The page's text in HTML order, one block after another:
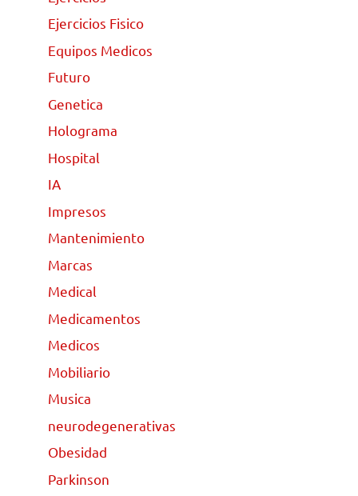
Ejercicios Fisico
Equipos Medicos
Futuro
Genetica
Holograma
Hospital
IA
Impresos
Mantenimiento
Marcas
Medical
Medicamentos
Medicos
Mobiliario
Musica
neurodegenerativas
Obesidad
Parkinson